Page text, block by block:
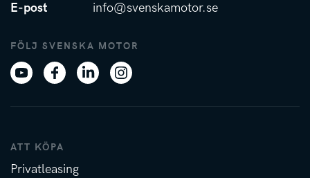
E-post
info@svenskamotor.se
FÖLJ SVENSKA MOTOR
ATT KÖPA
Privatleasing